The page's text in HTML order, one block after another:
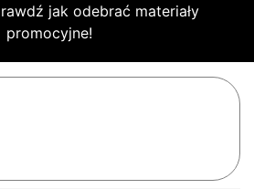
jak odebrać materiały
promocyjne!